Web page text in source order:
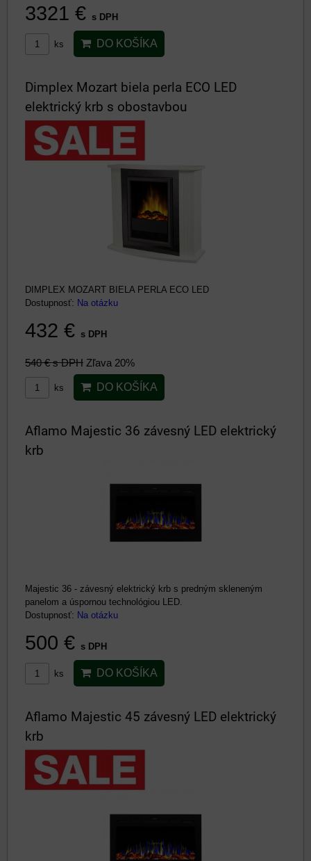
3321 € s DPH
ks DO KOŠÍKA
Dimplex Mozart biela perla ECO LED
elektrický krb s obostavbou
DIMPLEX MOZART BIELA PERLA ECO LED
Dostupnosť: Na otázku
432 € s DPH
540 €s DPH Zľava 20%
ks DO KOŠÍKA
Aflamo Majestic 36 závesný LED elektrický
krb
Majestic 36 - závesný elektrický krb s predným skleneným
panelom a úspornou technológiou LED.
Dostupnosť: Na otázku
500 € s DPH
ks DO KOŠÍKA
Aflamo Majestic 45 závesný LED elektrický
krb